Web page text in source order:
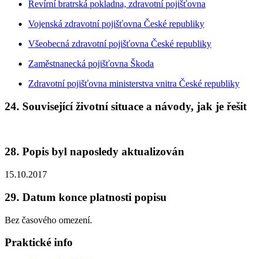
Revírní bratrská pokladna, zdravotní pojišťovna
Vojenská zdravotní pojišťovna České republiky
Všeobecná zdravotní pojišťovna České republiky
Zaměstnanecká pojišťovna Škoda
Zdravotní pojišťovna ministerstva vnitra České republiky
24. Související životní situace a návody, jak je řešit
28. Popis byl naposledy aktualizován
15.10.2017
29. Datum konce platnosti popisu
Bez časového omezení.
Praktické info